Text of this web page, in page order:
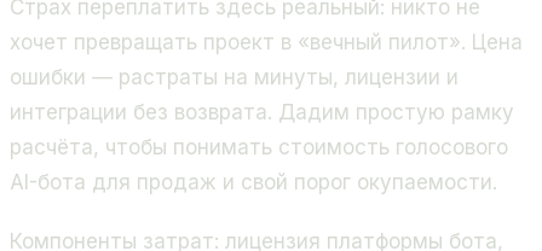
Страх переплатить здесь реальный: никто не
хочет превращать проект в «вечный пилот». Цена
ошибки — растраты на минуты, лицензии и
интеграции без возврата. Дадим простую рамку
расчёта, чтобы понимать стоимость голосового
AI-бота для продаж и свой порог окупаемости.
Компоненты затрат: лицензия платформы бота,